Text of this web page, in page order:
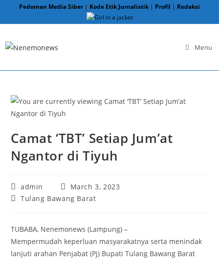
Pedoman Media Siber| Kode Etik Jurnalistik | Profil | Redaksi
Menu
Camat ‘TBT’ Setiap Jum’at
Ngantor di Tiyuh
Post
author:
admin
Post
published:
March 3, 2023
PostTulang Bawang Barat
TUBABA, Nenemonews (Lampung) –
Mempermudah keperluan masyarakatnya serta menindak
lanjuti arahan Penjabat (Pj) Bupati Tulang Bawang Barat